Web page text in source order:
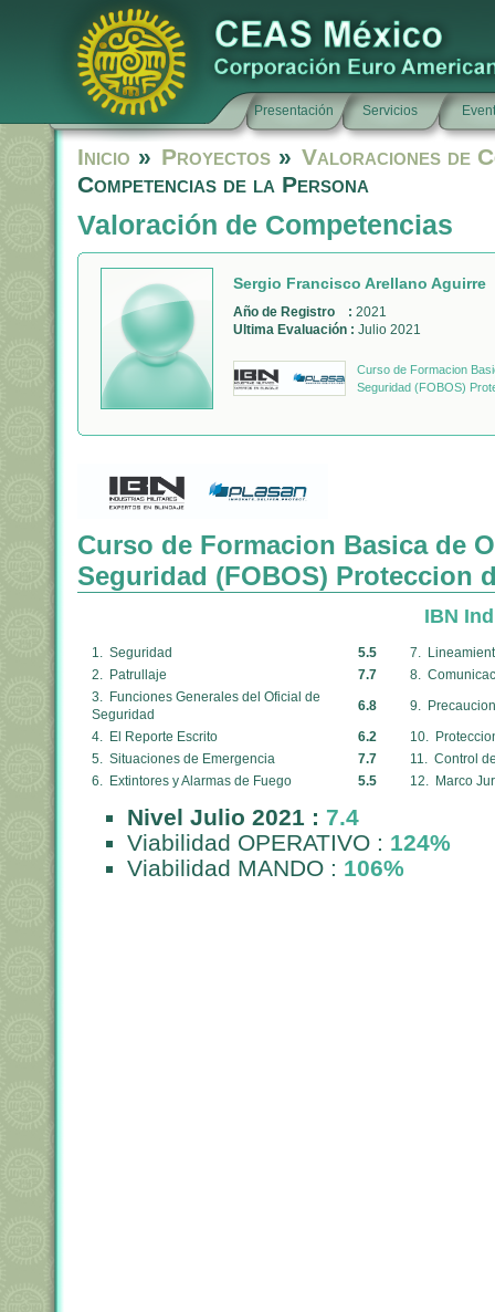
Presentación Servicios
Inicio » Proyectos » Valoraciones de
Competencias de la Persona
Valoración de Competencias
Sergio Francisco Arellano Aguirre
Año de Registro : 2021
Ultima Evaluación : Julio 2021
Curso de Formacion
Seguridad (FOBOS)
Curso de Formacion Basica de
Seguridad (FOBOS) Proteccion
IBN
1. Seguridad 5.5
7.
2. Patrullaje
7.7
8.
3. Funciones Generales del Oficial de
Seguridad
6.8
9.
4. El Reporte Escrito
6.2
10.
5. Situaciones de Emergencia
7.7
11. Control
6. Extintores y Alarmas de Fuego
5.5 12. Marco
Nivel Julio 2021 : 7.4
Viabilidad OPERATIVO : 124%
Viabilidad MANDO : 106%